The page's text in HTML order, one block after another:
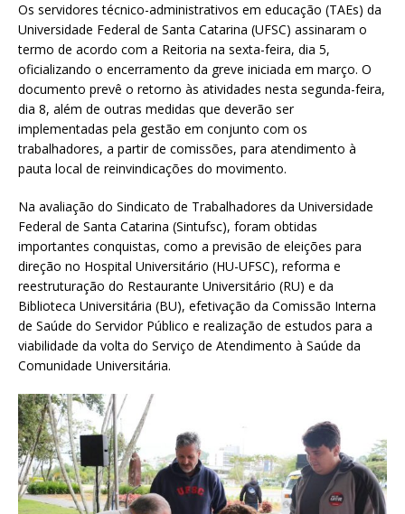
Os servidores técnico-administrativos em educação (TAEs) da
Universidade Federal de Santa Catarina (UFSC) assinaram o
termo de acordo com a Reitoria na sexta-feira, dia 5,
oficializando o encerramento da greve iniciada em março. O
documento prevê o retorno às atividades nesta segunda-feira,
dia 8, além de outras medidas que deverão ser
implementadas pela gestão em conjunto com os
trabalhadores, a partir de comissões, para atendimento à
pauta local de reinvindicações do movimento.
Na avaliação do Sindicato de Trabalhadores da Universidade
Federal de Santa Catarina (Sintufsc), foram obtidas
importantes conquistas, como a previsão de eleições para
direção no Hospital Universitário (HU-UFSC), reforma e
reestruturação do Restaurante Universitário (RU) e da
Biblioteca Universitária (BU), efetivação da Comissão Interna
de Saúde do Servidor Público e realização de estudos para a
viabilidade da volta do Serviço de Atendimento à Saúde da
Comunidade Universitária.